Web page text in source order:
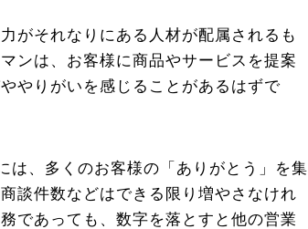
がそれなりにある人材が配属されるも
ンは、お客様に商品やサービスを提案
やりがいを感じることがあるはずで
は、多くのお客様の「ありがとう」を集
談件数などはできる限り増やさなけれ
であっても、数字を落とすと他の営業